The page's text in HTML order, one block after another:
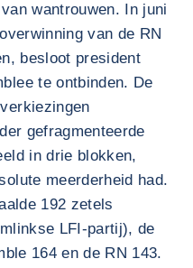
wantrouwen. In juni
van de RN
besloot president
te ontbinden. De
gefragmenteerde
in drie blokken,
meerderheid had.
192 zetels
LFI-partij), de
164 en de RN 143.